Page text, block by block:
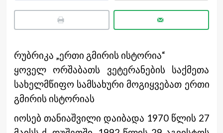
რუბრიკა „ერთი გმირის ისტორია“
ყოველ ორშაბათს ვეტერანების საქმეთა
სახელმწიფო სამსახური მოგიყვებათ ერთი
გმირის ისტორიას
იოსებ თანიაშვილი დაიბადა 1970 წლის 27